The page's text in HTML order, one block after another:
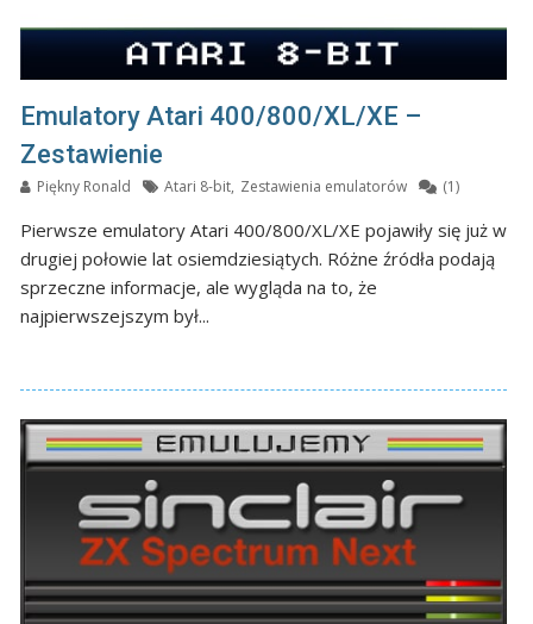
Emulatory Atari 400/800/XL/XE –
Zestawienie
Piękny Ronald Atari 8-bit, Zestawienia emulatorów (1)
Pierwsze emulatory Atari 400/800/XL/XE pojawiły się już w
drugiej połowie lat osiemdziesiątych. Różne źródła podają
sprzeczne informacje, ale wygląda na to, że
najpierwszejszym był...